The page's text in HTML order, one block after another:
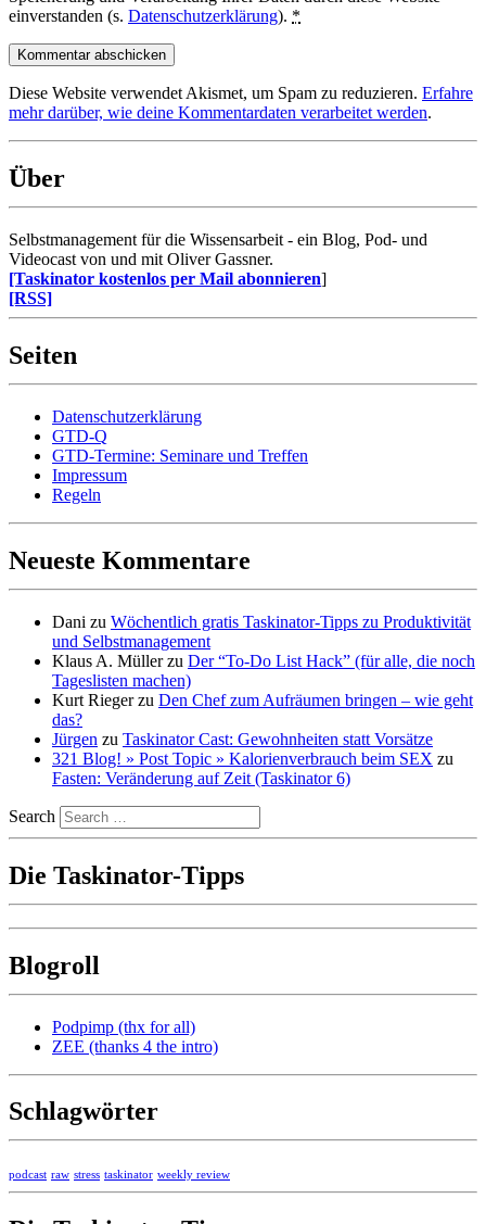
einverstanden (s. Datenschutzerklärung). *
Diese Website verwendet Akismet, um Spam zu reduzieren. Erfahre
mehr darüber, wie deine Kommentardaten verarbeitet werden.
Über
Selbstmanagement für die Wissensarbeit - ein Blog, Pod- und
Videocast von und mit Oliver Gassner.
[Taskinator kostenlos per Mail abonnieren]
[RSS]
Seiten
Datenschutzerklärung
GTD-Q
GTD-Termine: Seminare und Treffen
Impressum
Regeln
Neueste Kommentare
Dani zu Wöchentlich gratis Taskinator-Tipps zu Produktivität
und Selbstmanagement
Klaus A. Müllerzu Der “To-Do List Hack” (für alle, die noch
Tageslisten machen)
Kurt Riegerzu Den Chef zum Aufräumen bringen – wie geht
das?
Jürgen zu Taskinator Cast: Gewohnheiten statt Vorsätze
321 Blog! » Post Topic » Kalorienverbrauch beim SEX zu
Fasten: Veränderung auf Zeit (Taskinator 6)
Search
Die Taskinator-Tipps
Blogroll
Podpimp (thx for all)
ZEE (thanks 4 the intro)
Schlagwörter
podcast raw stress taskinator weekly review